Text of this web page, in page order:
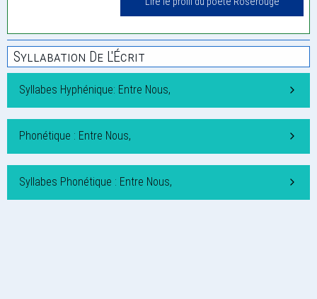
Syllabation De L'Écrit
Syllabes Hyphénique: Entre Nous,
Phonétique : Entre Nous,
Syllabes Phonétique : Entre Nous,